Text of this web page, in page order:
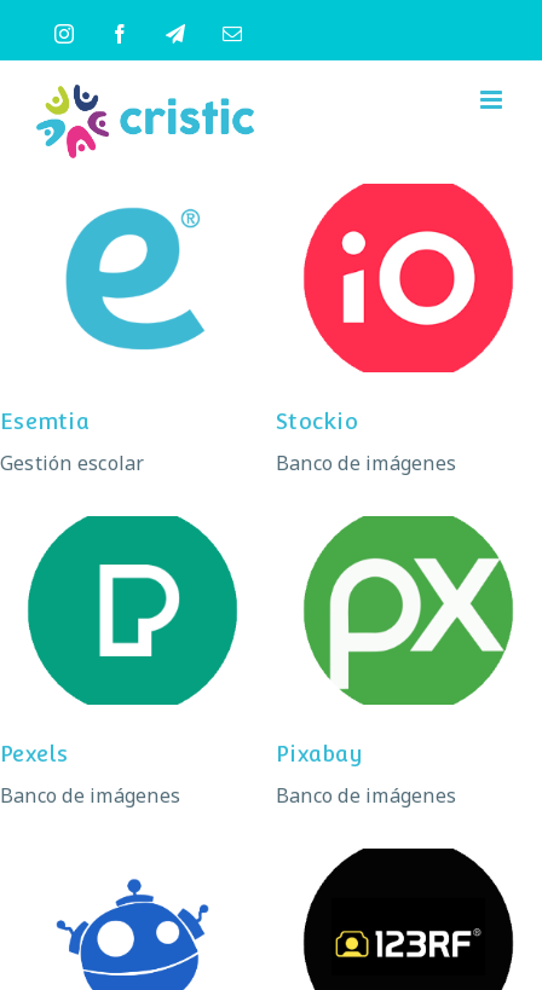
contenido
InstagramFacebookTelegramCorreo
Esemtia
Esemtia
Gestión escolar
Stockio
Stockio
Banco de imágenes
Pexels
Pexels
Banco de imágenes
Pixabay
Pixabay
Banco de imágenes
Freepik 123RF